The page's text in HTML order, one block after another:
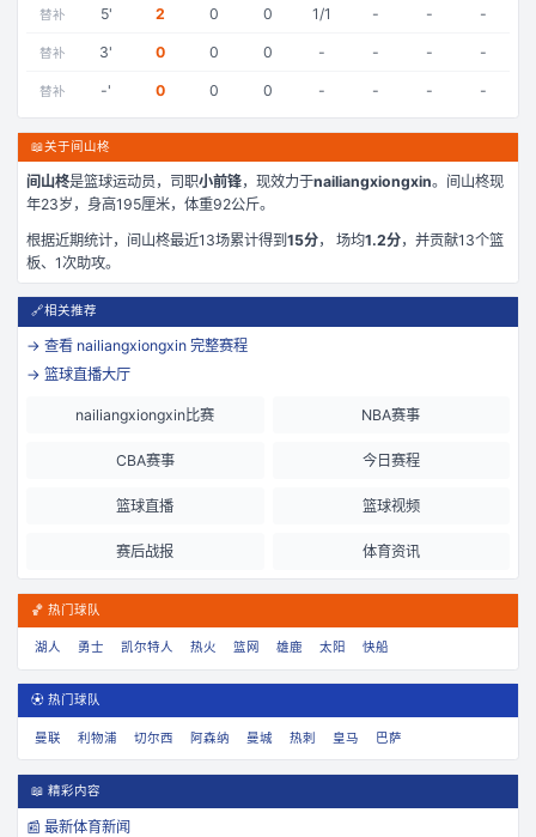
替补 5' 2 0 0 1/1 - - -
替补 3' 0 0 0 - - - -
替补 -' 0 0 0 - - - -
📖关于间山柊
间山柊是篮球运动员，司职小前锋，现效力于nailiangxiongxin。 间山柊现
年23岁 ，身高195厘米，体重92公斤。
根据近期统计， 间山柊最近13场累计得到15分， 场均1.2分，并贡献13个篮
板、 1次助攻。
🔗相关推荐
→ 查看 nailiangxiongxin 完整赛程
→ 篮球直播大厅
nailiangxiongxin比赛 NBA赛事
CBA赛事 今日赛程
篮球直播 篮球视频
赛后战报 体育资讯
🏀 热门球队
湖人 勇士 凯尔特人 热火 篮网 雄鹿 太阳 快船
⚽ 热门球队
曼联 利物浦 切尔西 阿森纳 曼城 热刺 皇马 巴萨
📖 精彩内容
📰 最新体育新闻